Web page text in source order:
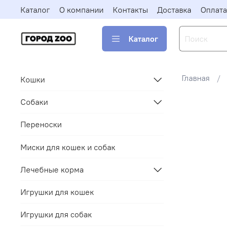
Каталог О компании Контакты Доставка Оплата
Каталог
Главная
Кошки
Собаки
Переноски
Миски для кошек и собак
Лечебные корма
Игрушки для кошек
Игрушки для собак